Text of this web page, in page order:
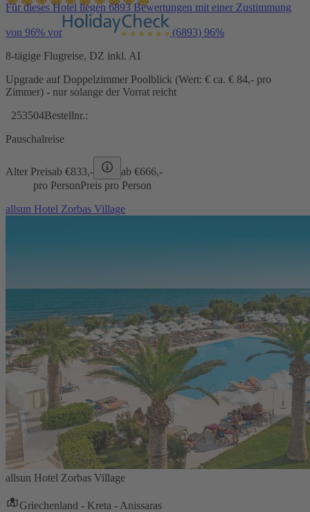
Für dieses Hotel liegen 6893 Bewertungen mit einer Zustimmung
von 96% vor (6893) 96%
8-tägige Flugreise, DZ inkl. AI
Upgrade auf Doppelzimmer Poolblick (Wert: € ca. € 84,- pro
Zimmer) - nur solange der Vorrat reicht
253504Bestellnr.:
Pauschalreise
Alter Preisab €833,- ab €666,-
pro PersonPreis pro Person
allsun Hotel Zorbas Village
allsun Hotel Zorbas Village
Griechenland - Kreta - Anissaras